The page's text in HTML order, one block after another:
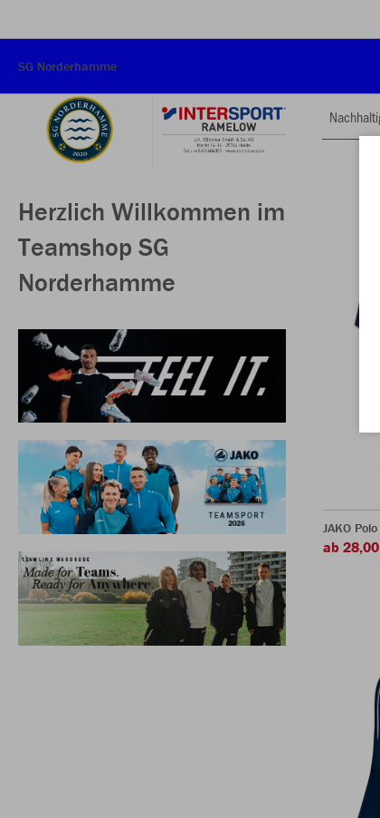
SG Norderhamme
Herzlich Willkommen im
Teamshop SG
Norderhamme
JAKO
ab